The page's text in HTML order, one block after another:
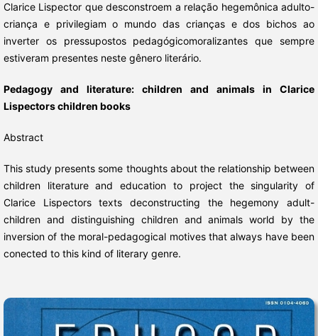
Clarice Lispector que desconstroem a relação hegemônica adulto-
criança e privilegiam o mundo das crianças e dos bichos ao
inverter os pressupostos pedagógicomoralizantes que sempre
estiveram presentes neste gênero literário.
Pedagogy and literature: children and animals in Clarice
Lispectors children books
Abstract
This study presents some thoughts about the relationship between
children literature and education to project the singularity of
Clarice Lispectors texts deconstructing the hegemony adult-
children and distinguishing children and animals world by the
inversion of the moral-pedagogical motives that always have been
conected to this kind of literary genre.